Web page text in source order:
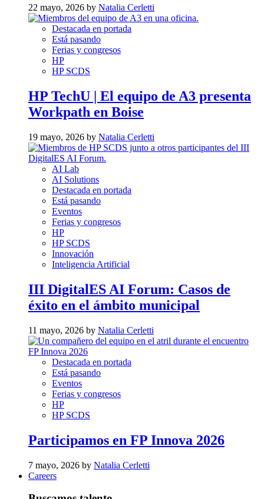
22 mayo, 2026 by Natalia Cerletti
Destacada en portada
Está pasando
Ferias y congresos
HP
HP SCDS
HP TechU | El equipo de A3 presenta
Workpath en Boise
19 mayo, 2026 by Natalia Cerletti
AI Lab
AI Solutions
Destacada en portada
Está pasando
Eventos
Ferias y congresos
HP
HP SCDS
Innovación
Inteligencia Artificial
III DigitalES AI Forum: Casos de
éxito en el ámbito municipal
11 mayo, 2026 by Natalia Cerletti
Destacada en portada
Está pasando
Eventos
Ferias y congresos
HP
HP SCDS
Participamos en FP Innova 2026
7 mayo, 2026 by Natalia Cerletti
Careers